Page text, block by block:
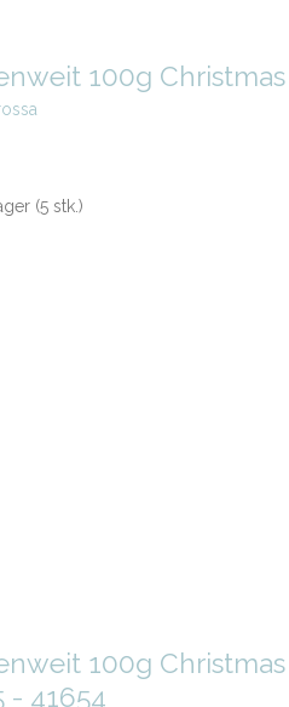
100g
(5 stk.)
100g
- 41654